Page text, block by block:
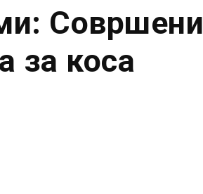
Совршени
за коса